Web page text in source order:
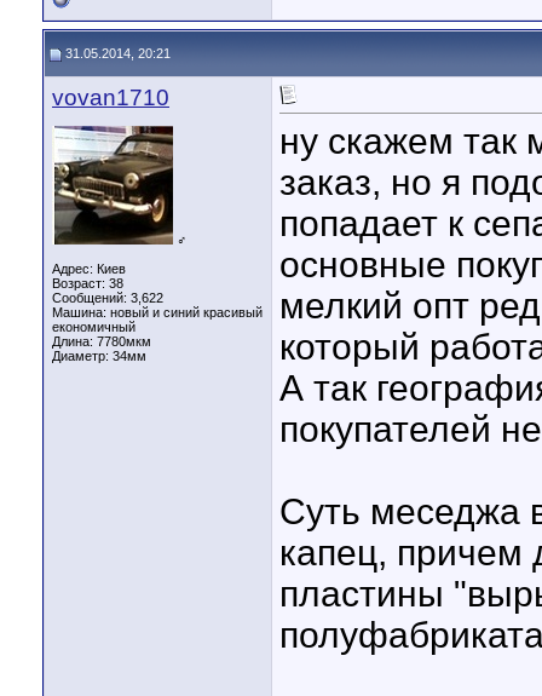
31.05.2014, 20:21
vovan1710
♂
Адрес: Киев
Возраст: 38
Сообщений: 3,622
Машина: новый и синий красивый
економичный
Длина: 7780мкм
Диаметр: 34мм
ну скажем так
заказ, но я
попадает к
основные
мелкий опт
который
А так
покупателей
Суть меседжа
капец, причем
пластины